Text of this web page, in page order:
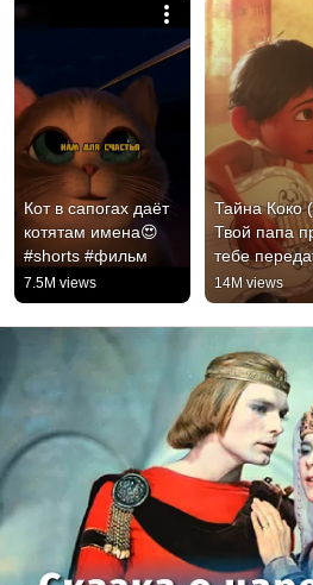
Кот в сапогах даёт
котятам имена😍
#shorts #фильм
7.5M views
Тайна Коко
Твой папа
тебе
14M views